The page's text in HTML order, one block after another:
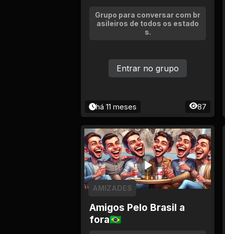
Viagem e Turismo
Grupo para conversar com br
asileiros de todos os estado
s.
há 11 meses 87
Entrar no grupo
Amigos Pelo Brasil a
fora🇧🇷
AMIZADES